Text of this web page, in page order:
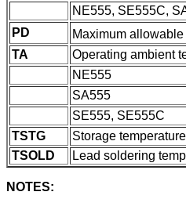
NE555, SE555C,
PD
Maximum
TA
Operating ambient
NE555
SA555
SE555, SE555C
TSTG
Storage
TSOLD
Lead soldering
NOTES: